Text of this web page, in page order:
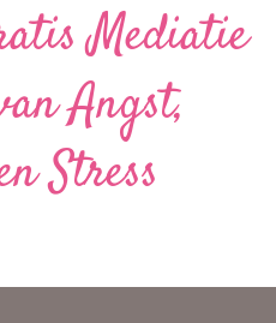
Mediatie
Angst,
Stress